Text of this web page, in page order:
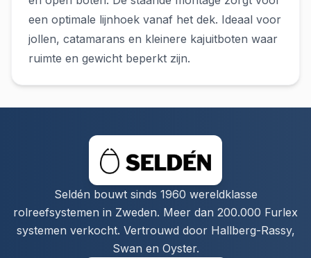
een optimale lijnhoek vanaf het dek. Ideaal voor
jollen, catamarans en kleinere kajuitboten waar
ruimte en gewicht beperkt zijn.
Seldén bouwt sinds 1960 wereldklasse
rolreefsystemen in Zweden. Meer dan 200.000 Furlex
systemen verkocht. Vertrouwd door Hallberg-Rassy,
Swan en Oyster.